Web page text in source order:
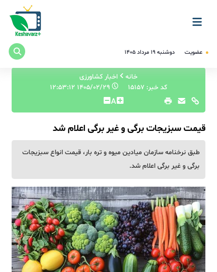
عضویت دوشنبه ۱۹ مرداد ۱۴۰۵
خانه
اخبار کشاورزی
کد خبر: 15157
A
قیمت سبزیجات برگی و غیر برگی اعلام شد
طبق نرخنامه سازمان میادین میوه و تره بار، قیمت انواع سبزیجات
برگی و غیر برگی اعلام شد.